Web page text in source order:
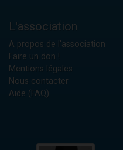
L'association
A propos de l'association
Faire un don !
Mentions légales
Nous contacter
Aide (FAQ)